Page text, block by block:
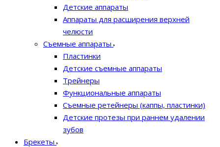
Детские аппараты
Аппараты для расширения верхней
челюсти
Съемные аппараты
Пластинки
Детские съемные аппараты
Трейнеры
Функциональные аппараты
Съемные ретейнеры (каппы, пластинки)
Детские протезы при раннем удалении
зубов
Брекеты